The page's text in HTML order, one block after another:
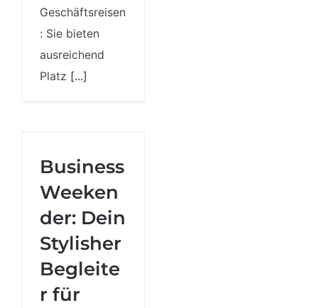
Geschäftsreisen
: Sie bieten
ausreichend
Platz [...]
Begleiter für
Unterwegs
Business
Weeken
der: Dein
Stylisher
Begleite
r für